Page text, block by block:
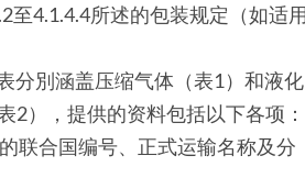
4.1.4.4所述的包装规定（如适
別涵盖压缩气体（表1）和液化
2），提供的资料包括以下各项：
合国编号、正式运输名称及分